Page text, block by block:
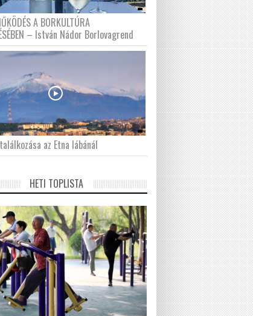
A BORKULTÚRA
– István Nádor Borlovagrend
az Etna lábánál
HETI TOPLISTA